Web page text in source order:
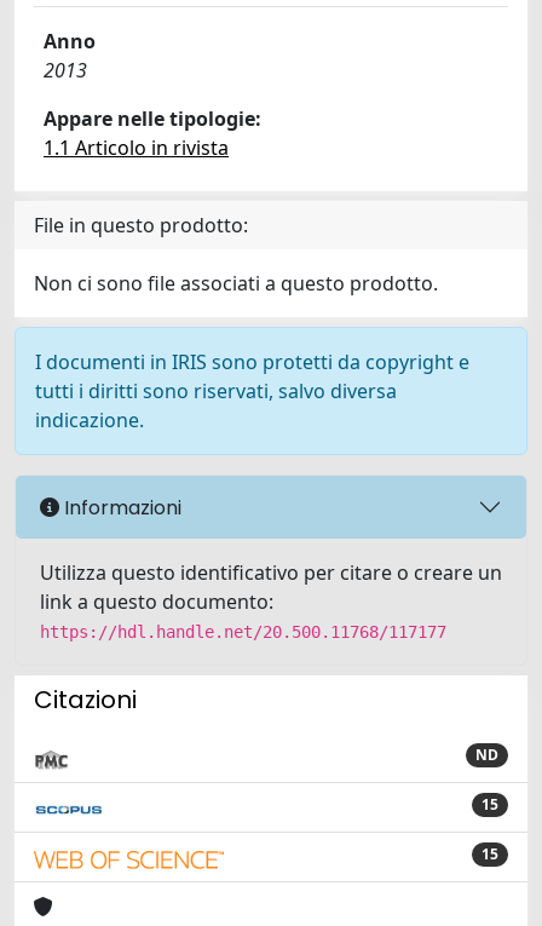
Anno
2013
Appare nelle tipologie:
1.1 Articolo in rivista
File in questo prodotto:
Non ci sono file associati a questo prodotto.
I documenti in IRIS sono protetti da copyright e
tutti i diritti sono riservati, salvo diversa
indicazione.
Informazioni
Utilizza questo identificativo per citare o creare un
link a questo documento:
https://hdl.handle.net/20.500.11768/117177
Citazioni
ND
15
15